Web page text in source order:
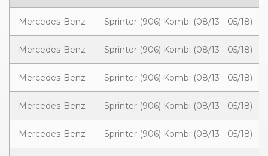
Mercedes-Benz Sprinter (906) Kombi (08/13 - 05/18)
Mercedes-Benz Sprinter (906) Kombi (08/13 - 05/18)
Mercedes-Benz Sprinter (906) Kombi (08/13 - 05/18)
Mercedes-Benz Sprinter (906) Kombi (08/13 - 05/18)
Mercedes-Benz Sprinter (906) Kombi (08/13 - 05/18)